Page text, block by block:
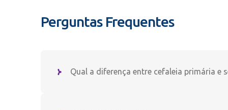
Perguntas Frequentes
Qual a diferença entre cefaleia primária e